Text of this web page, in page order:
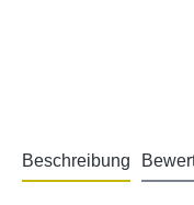
Beschreibung